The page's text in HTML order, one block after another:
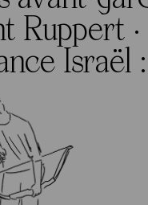
Ruppert ·
Israël